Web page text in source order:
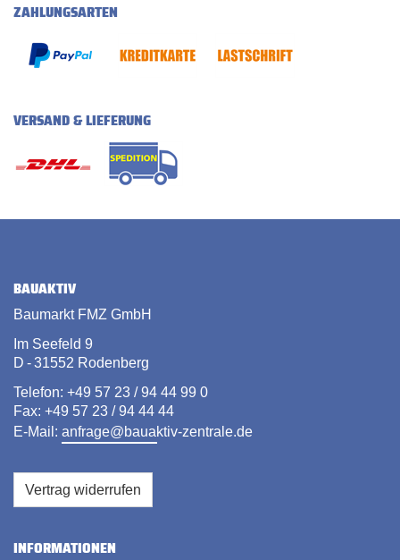
ZAHLUNGSARTEN
VERSAND & LIEFERUNG
BAUAKTIV
Baumarkt FMZ GmbH
Im Seefeld 9
D - 31552 Rodenberg
Telefon: +49 57 23 / 94 44 99 0
Fax: +49 57 23 / 94 44 44
E-Mail: anfrage@bauaktiv-zentrale.de
Vertrag widerrufen
INFORMATIONEN